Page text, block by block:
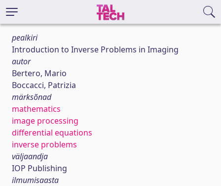
pealkiri
Introduction to Inverse Problems in Imaging
autor
Bertero, Mario
Boccacci, Patrizia
märksõnad
mathematics
image processing
differential equations
inverse problems
väljaandja
IOP Publishing
ilmumisaasta